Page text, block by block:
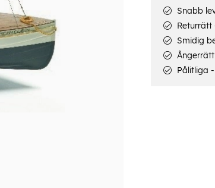
Snabb
Smidig
Pålitliga